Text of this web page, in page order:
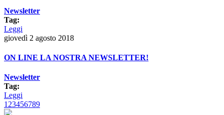
Newsletter
Tag:
Leggi
giovedì 2 agosto 2018
ON LINE LA NOSTRA NEWSLETTER!
Newsletter
Tag:
Leggi
123456789